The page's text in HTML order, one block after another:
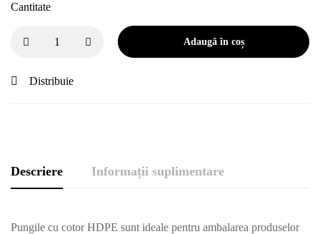
Cantitate
Adaugă în coș
Distribuie
Descriere Informații suplimentare
Pungile cu cotor HDPE sunt ideale pentru ambalarea produselor